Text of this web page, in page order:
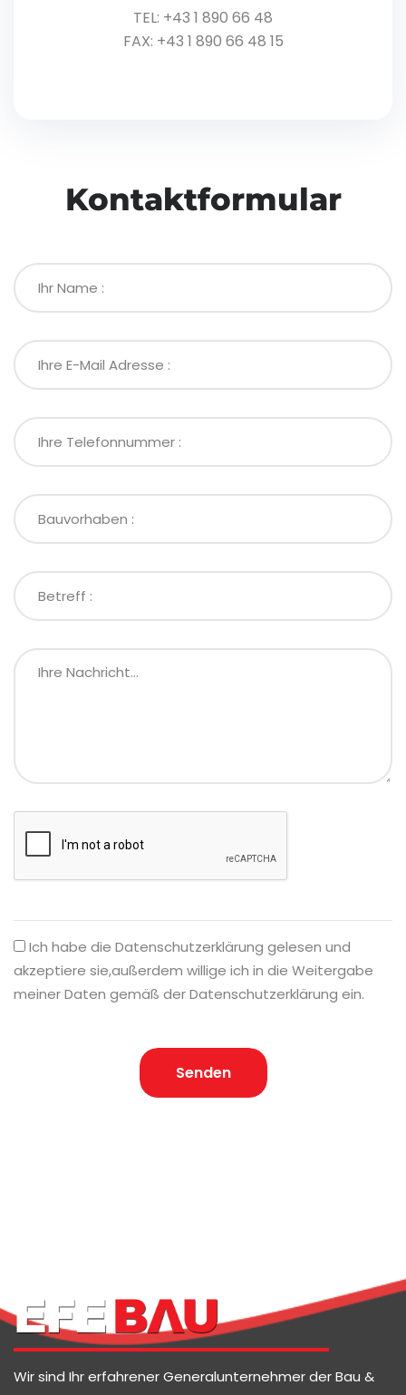
TEL: +43 1 890 66 48
FAX: +43 1 890 66 48 15
Kontaktformular
Ich habe die Datenschutzerklärung gelesen und
akzeptiere sie,außerdem willige ich in die Weitergabe
meiner Daten gemäß der Datenschutzerklärung ein.
Senden
Wir sind Ihr erfahrener Generalunternehmer der Bau &